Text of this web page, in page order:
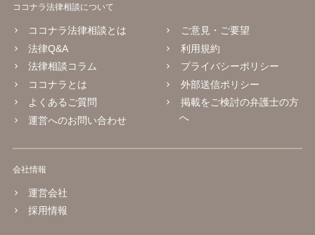
ココナラ法律相談について
ココナラ法律相談とは
法律Q&A
法律相談コラム
ココナラとは
よくあるご質問
運営へのお問い合わせ
ご意見・ご要望
利用規約
プライバシーポリシー
外部送信ポリシー
掲載をご検討の弁護士の方
へ
会社情報
運営会社
採用情報